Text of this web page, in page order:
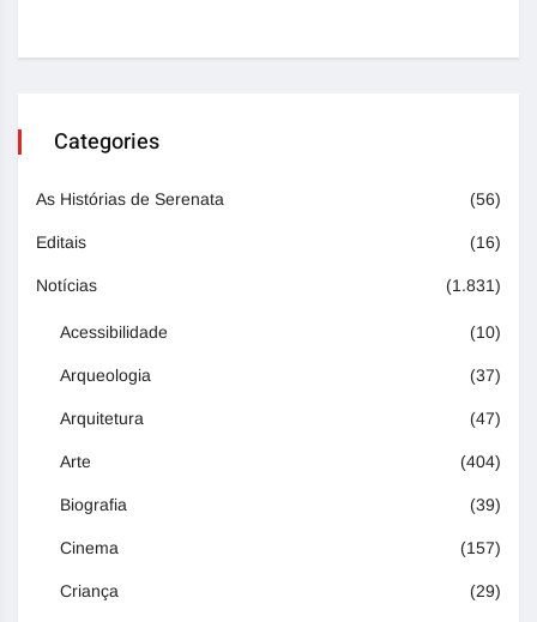
Categories
As Histórias de Serenata (56)
Editais (16)
Notícias (1.831)
Acessibilidade (10)
Arqueologia (37)
Arquitetura (47)
Arte (404)
Biografia (39)
Cinema (157)
Criança (29)